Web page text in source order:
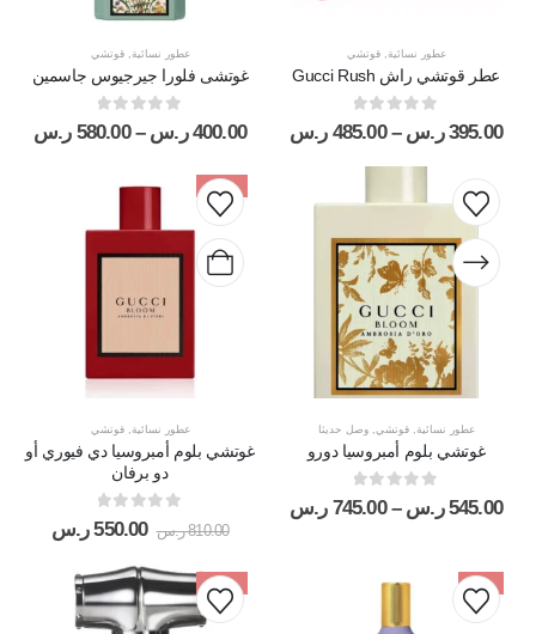
عطور نسائية ,قوتشي
عطر قوتشي راش Gucci Rush
395.00 ر.س –
485.00 ر.س
عطور نسائية ,قوتشي
غوتشى فلورا جيرجيوس جاسمين
400.00 ر.س –
580.00 ر.س
عطور نسائية ,قوتشي ,وصل حديثا
غوتشي بلوم أمبروسيا دورو
545.00 ر.س –
745.00 ر.س
-32%
عطور نسائية ,قوتشي
غوتشي بلوم أمبروسيا دي فيوري أو
دو برفان
810.00 ر.س 550.00 ر.س
-9%
-41%